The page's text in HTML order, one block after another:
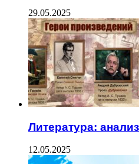
29.05.2025
Литература:
12.05.2025